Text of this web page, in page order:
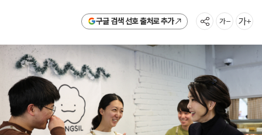
구글 검색 선호 출처로 추가